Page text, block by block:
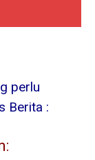
perlu
Berita :